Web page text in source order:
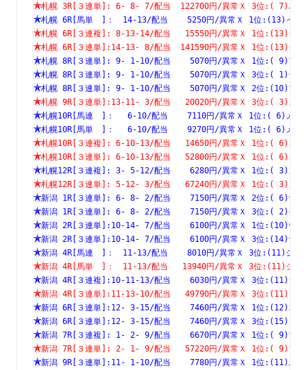
札幌 3R[３連単]: 6- 8- 7/配当  122700円/異常Ｘ
札幌 6R[馬単　]：　14-13/配当    5250円/異常
札幌 6R[３連複]: 8-13-14/配当   15550円/異常
札幌 6R[３連単]:14-13- 8/配当  141590円/異常
札幌 8R[３連単]: 9- 1-10/配当    5070円/異
札幌 8R[３連単]: 9- 1-10/配当    5070円/異常Ｘ 3
札幌 8R[３連単]: 9- 1-10/配当    5070円/異常Ｘ 2
札幌 9R[３連単]:13-11- 3/配当   20020円/異常Ｘ 3位:( 3)ス
札幌10R[馬連　]：　 6-10/配当    7110円/異常Ｘ 1位:( 6)メン
札幌10R[馬単　]：　 6-10/配当    9270円/異常Ｘ 1位:( 6)メン
札幌10R[３連複]: 6-10-13/配当   14650円/異常Ｘ 1位:( 6)メン
札幌10R[３連単]: 6-10-13/配当   52800円/異常Ｘ 1位:( 6)メン
札幌12R[３連複]: 3- 5-12/配当    6280円/異常Ｘ 1位:( 3)メイ
札幌12R[３連単]: 5-12- 3/配当   67240円/異常Ｘ 1位:( 3)メイ
新潟 1R[３連単]: 6- 8- 2/配当    7150円/異常
新潟 1R[３連単]: 6- 8- 2/配当    7150円/異
新潟 2R[３連単]:10-14- 7/配当    6100円/異常Ｘ 1位
新潟 2R[３連単]:10-14- 7/配当    6100円/異常Ｘ 3
新潟 4R[馬連　]：　11-13/配当    8010円/異常Ｘ 3
新潟 4R[馬単　]：　11-13/配当   13940円/異常Ｘ 3
新潟 4R[３連複]:10-11-13/配当    6030円/異常Ｘ 3
新潟 4R[３連単]:11-13-10/配当   49790円/異常Ｘ 3
新潟 6R[３連単]:12- 3-15/配当    7460円/異常
新潟 6R[３連単]:12- 3-15/配当    7460円/異常Ｘ 3
新潟 7R[３連複]: 1- 2- 9/配当    6670円/異常Ｘ
新潟 7R[３連単]: 2- 1- 9/配当   57220円/異常Ｘ
新潟 9R[３連単]:11- 1-10/配当    7780円/異常Ｘ 1位:(11)ルージ